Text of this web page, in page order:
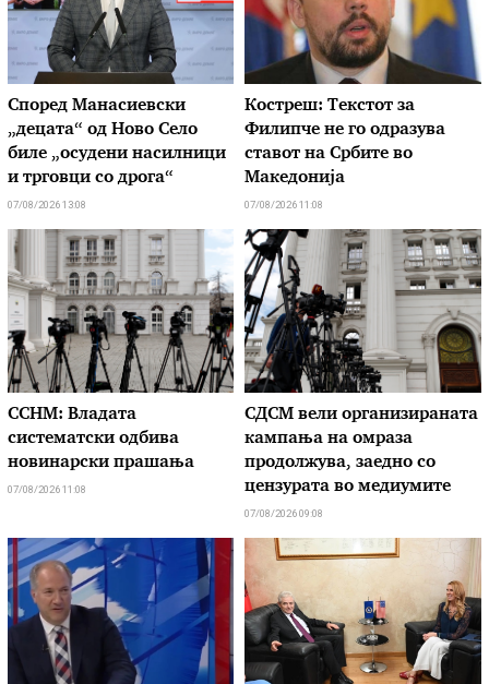
Според Манасиевски
„децата“ од Ново Село
биле „осудени насилници
и трговци со дрога“
07/08/2026 13:08
Костреш: Текстот за
Филипче не го одразува
ставот на Србите во
Македонија
07/08/2026 11:08
ССНМ: Владата
систематски одбива
новинарски прашања
07/08/2026 11:08
СДСМ вели организираната
кампања на омраза
продолжува, заедно со
цензурата во медиумите
07/08/2026 09:08